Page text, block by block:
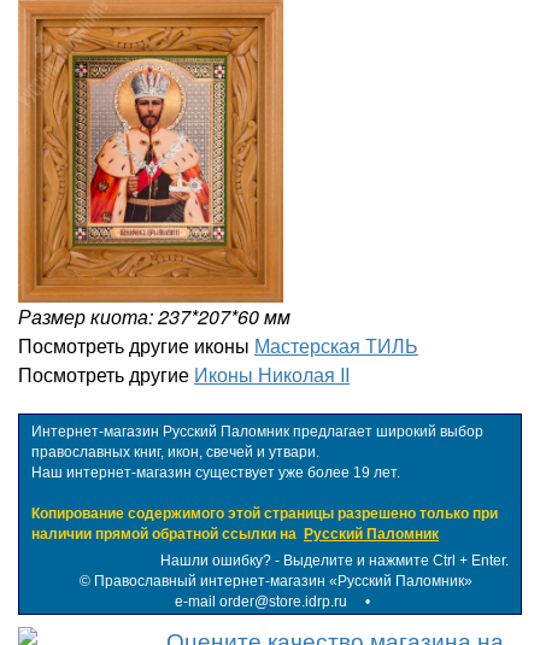
Размер киота: 237*207*60 мм
Посмотреть другие иконы Мастерская ТИЛЬ
Посмотреть другие Иконы Николая II
Интернет-магазин Русский Паломник предлагает широкий выбор
православных книг, икон, свечей и утвари.
Наш интернет-магазин существует уже более 19 лет.
Копирование содержимого этой страницы разрешено только при
наличии прямой обратной ссылки на Русский Паломник
Нашли ошибку? - Выделите и нажмите Ctrl + Enter.
© Православный интернет-магазин «Русский Паломник»
e-mail order@store.idrp.ru •